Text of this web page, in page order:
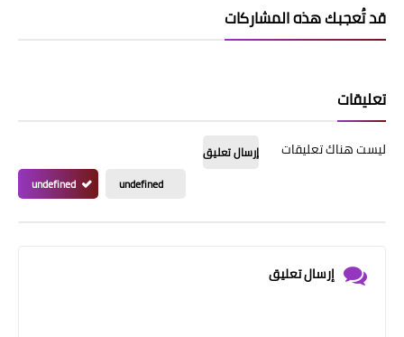
قد تُعجبك هذه المشاركات
تعليقات
ليست هناك تعليقات
إرسال تعليق
undefined
undefined
إرسال تعليق